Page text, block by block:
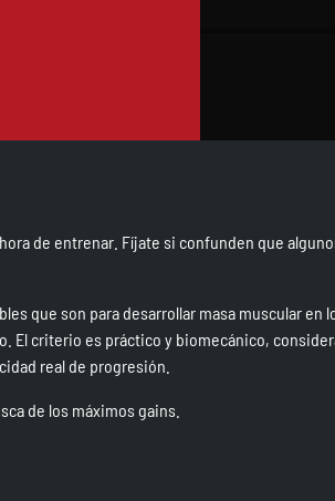
de entrenar. Fíjate si confunden que
que son para desarrollar masa muscular en
El criterio es práctico y biomecánico,
real de progresión.
de los máximos gains.